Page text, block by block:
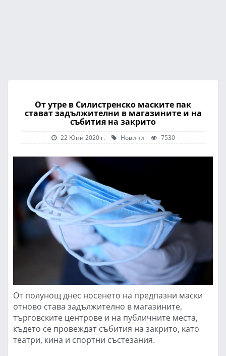
От утре в Силистренско маските пак
стават задължителни в магазините и на
събития на закрито
22 Юни 2020 г. Новини 7530
От полунощ днес носенето на предпазни маски
отново става задължително в магазините,
търговските центрове и на публичните места,
където се провеждат събития на закрито, като
театри, кина и спортни състезания.